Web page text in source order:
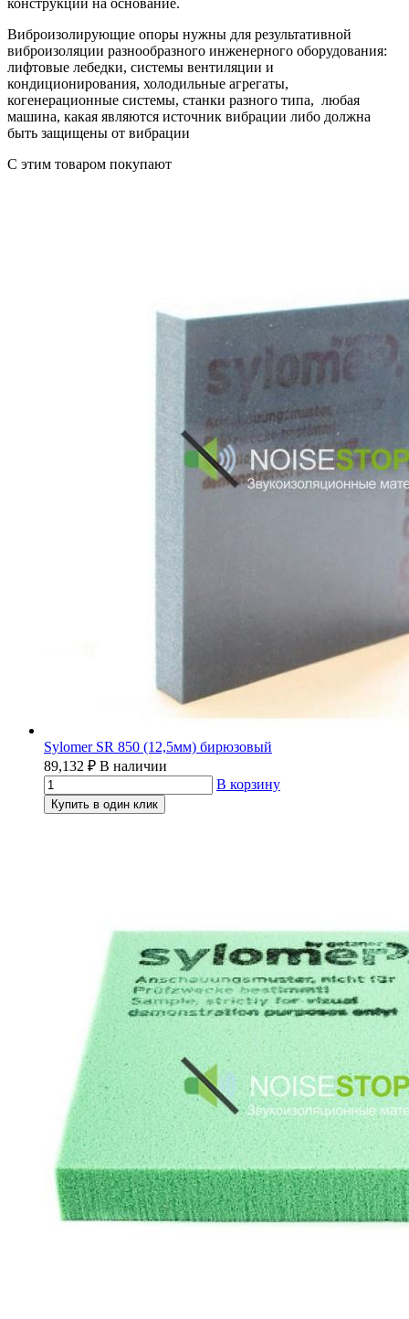
Виброизолирующие опоры нужны для результативной
виброизоляции разнообразного инженерного оборудования:
лифтовые лебедки, системы вентиляции и
кондиционирования, холодильные агрегаты,
когенерационные системы, станки разного типа, любая
машина, какая являются источник вибрации либо должна
быть защищены от вибрации
C этим товаром покупают
Sylomer SR 850 (12,5мм) бирюзовый
89,132 ₽ В наличии
В корзину
Купить в один клик